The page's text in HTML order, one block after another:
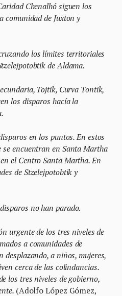
Chenalhó siguen los
comunidad de Juxton y
los límites territoriales
de Aldama.
Tojtik, Curva Tontik,
los disparos hacía la
en los puntos. En estos
encuentran en Santa Martha
el Centro Santa Martha. En
de Stzelejpotobtik y
no han parado.
urgente de los tres niveles de
a comunidades de
desplazando, a niños, mujeres,
cerca de las colindancias.
los tres niveles de gobierno,
(Adolfo López Gómez,